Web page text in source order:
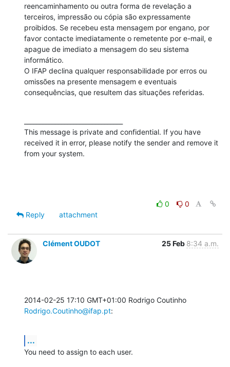
reencaminhamento ou outra forma de revelação a
terceiros, impressão ou cópia são expressamente
proibidos. Se recebeu esta mensagem por engano, por
favor contacte imediatamente o remetente por e-mail, e
apague de imediato a mensagem do seu sistema
informático.
O IFAP declina qualquer responsabilidade por erros ou
omissões na presente mensagem e eventuais
consequências, que resultem das situações referidas.
This message is private and confidential. If you have
received it in error, please notify the sender and remove it
from your system.
0
0
Reply
attachment
Clément OUDOT 25 Feb 8:34 a.m.
Rodrigo.Coutinho@ifap.pt:
...
You need to assign to each user.